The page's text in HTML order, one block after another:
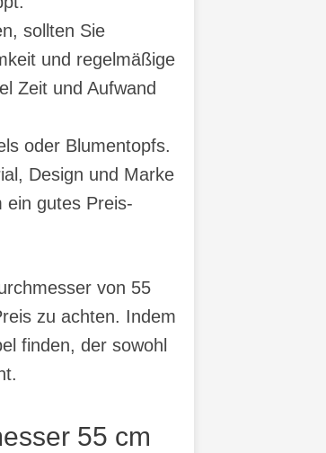
sollten Sie
und regelmäßige
Zeit und Aufwand
oder Blumentopfs.
Design und Marke
ein gutes Preis-
von 55
zu achten. Indem
finden, der sowohl
55 cm